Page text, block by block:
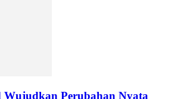
Wujudkan Perubahan Nyata